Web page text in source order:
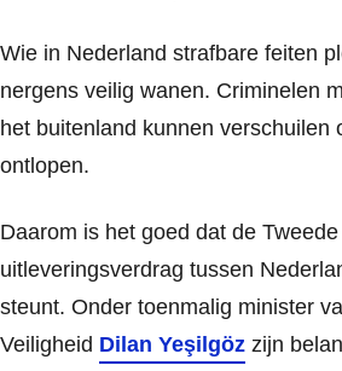
Wie in Nederland strafbare feiten
nergens veilig wanen. Criminelen
het buitenland kunnen verschuilen
ontlopen.
Daarom is het goed dat de
uitleveringsverdrag tussen
steunt. Onder toenmalig minister
Veiligheid Dilan Yeşilgöz zijn